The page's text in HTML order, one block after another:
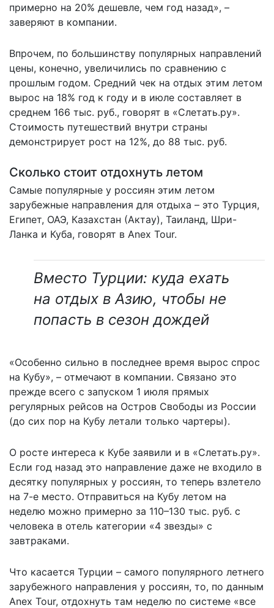
примерно на 20% дешевле, чем год назад», –
заверяют в компании.
Впрочем, по большинству популярных направлений
цены, конечно, увеличились по сравнению с
прошлым годом. Средний чек на отдых этим летом
вырос на 18% год к году и в июле составляет в
среднем 166 тыс. руб., говорят в «Слетать.ру».
Стоимость путешествий внутри страны
демонстрирует рост на 12%, до 88 тыс. руб.
Сколько стоит отдохнуть летом
Самые популярные у россиян этим летом
зарубежные направления для отдыха – это Турция,
Египет, ОАЭ, Казахстан (Актау), Таиланд, Шри-
Ланка и Куба, говорят в Anex Tour.
Вместо Турции: куда ехать
на отдых в Азию, чтобы не
попасть в сезон дождей
«Особенно сильно в последнее время вырос спрос
на Кубу», – отмечают в компании. Связано это
прежде всего с запуском 1 июля прямых
регулярных рейсов на Остров Свободы из России
(до сих пор на Кубу летали только чартеры).
О росте интереса к Кубе заявили и в «Слетать.ру».
Если год назад это направление даже не входило в
десятку популярных у россиян, то теперь взлетело
на 7-е место. Отправиться на Кубу летом на
неделю можно примерно за 110–130 тыс. руб. с
человека в отель категории «4 звезды» с
завтраками.
Что касается Турции – самого популярного летнего
зарубежного направления у россиян, то, по данным
Anex Tour, отдохнуть там неделю по системе «все